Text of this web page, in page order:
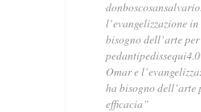
l’evangelizzazione
bisogno dell’arte
pedantipedissequi4.0
Omar e
ha bisogno dell’arte
efficacia”